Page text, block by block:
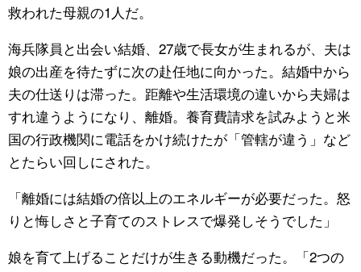
救われた母親の1人だ。
海兵隊員と出会い結婚、27歳で長女が生まれるが、夫は
娘の出産を待たずに次の赴任地に向かった。結婚中から
夫の仕送りは滞った。距離や生活環境の違いから夫婦は
すれ違うようになり、離婚。養育費請求を試みようと米
国の行政機関に電話をかけ続けたが「管轄が違う」など
とたらい回しにされた。
「離婚には結婚の倍以上のエネルギーが必要だった。怒
りと悔しさと子育てのストレスで爆発しそうでした」
娘を育て上げることだけが生きる動機だった。「2つの